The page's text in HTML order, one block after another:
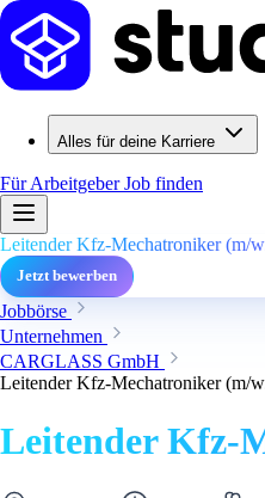
Alles für deine Karriere
Für ArbeitgeberJob finden
Leitender Kfz-Mechatroniker (m/
Jetzt bewerben
Jobbörse
Unternehmen
CARGLASS GmbH
Leitender Kfz-Mechatroniker (m/
Leitender Kfz-